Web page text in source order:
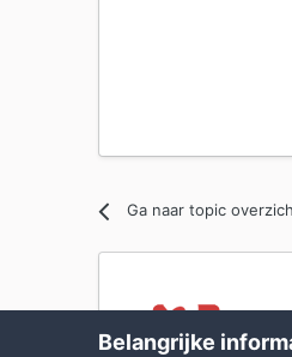
Ga naar topic
Belangrijke